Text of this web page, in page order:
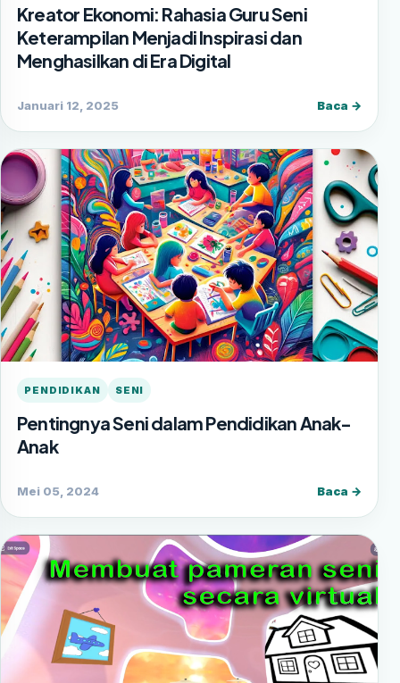
Kreator Ekonomi: Rahasia Guru Seni
Keterampilan Menjadi Inspirasi dan
Menghasilkan di Era Digital
Januari 12, 2025 Baca →
PENDIDIKAN SENI
Pentingnya Seni dalam Pendidikan Anak-
Anak
Mei 05, 2024 Baca →